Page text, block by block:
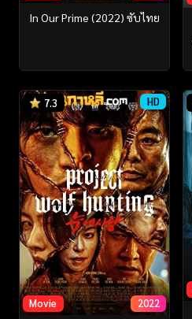
In Our Prime (2022) ซับไทย
7.3 HD
Movie 2022